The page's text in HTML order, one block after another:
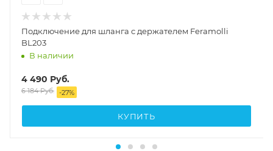
Подключение для шланга с держателем Feramolli
BL203
В наличии
4 490 Руб.
6 184Руб. -27%
КУПИТЬ